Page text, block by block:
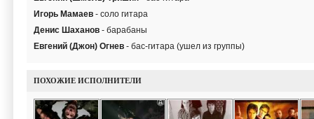
Игорь Мамаев - соло гитара
Денис Шаханов - барабаны
Евгений (Джон) Огнев - бас-гитара (ушел из группы)
ПОХОЖИЕ ИСПОЛНИТЕЛИ